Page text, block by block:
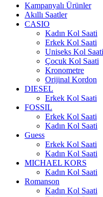
Kampanyalı Ürünler
Akıllı Saatler
CASIO
Kadın Kol Saati
Erkek Kol Saati
Uniseks Kol Saati
Çocuk Kol Saati
Kronometre
Orijinal Kordon
DIESEL
Erkek Kol Saati
FOSSIL
Erkek Kol Saati
Kadın Kol Saati
Guess
Erkek Kol Saati
Kadın Kol Saati
MICHAEL KORS
Kadın Kol Saati
Romanson
Kadın Kol Saati